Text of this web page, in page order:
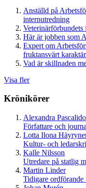
Anställd på
internutredning
Här är jobben som
Expert om
fruktansvärt
Vad är skillnaden
Visa fler
Krönikörer
Alexandra
Författare och
Lotta Ilona
Kultur- och
Kalle Nilsson
Utredare på statlig
Martin Linder
Tidigare